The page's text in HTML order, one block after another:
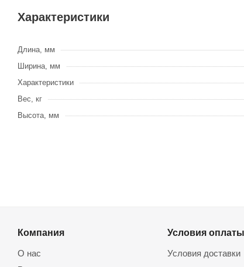
Характеристики
Длина, мм
Ширина, мм
Характеристики
Вес, кг
Высота, мм
Компания
О нас
Условия оплаты
Условия доставки